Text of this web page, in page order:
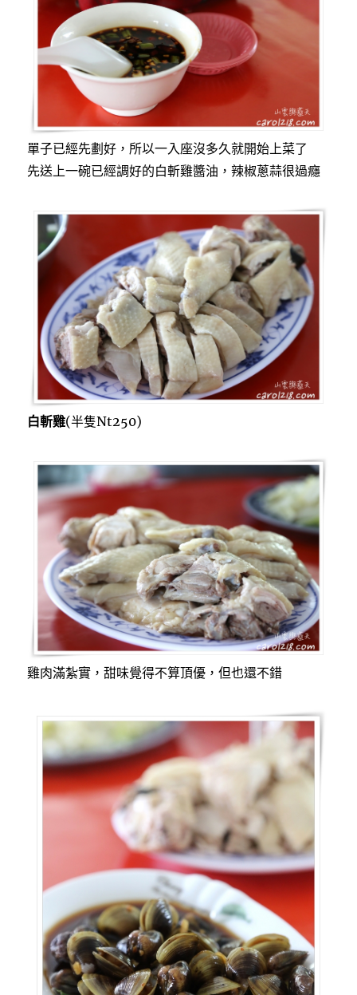
單子已經先劃好，所以一入座沒多久就開始上菜了
先送上一碗已經調好的白斬雞醬油，辣椒蔥蒜很過癮
白斬雞(半隻Nt250)
雞肉滿紮實，甜味覺得不算頂優，但也還不錯